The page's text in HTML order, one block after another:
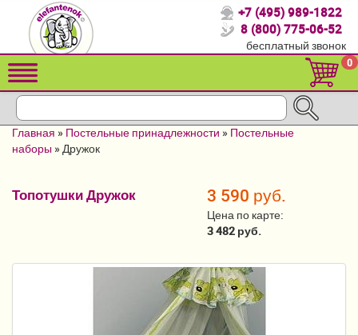
Спасибо, что выбрали нас!
Распродажа!
Детские коляски
Кроватки для новорожденных
+7 (495) 989-1822
8 (800) 775-06-52
бесплатный звонок
0
Главная » Постельные принадлежности » Постельные
наборы »Дружок
Топотушки Дружок 3 590 руб.
Цена по карте:
3 482 руб.